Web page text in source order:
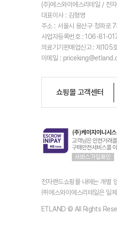
(주)에스와이에스리테일 / 전
대표이사 : 김형영
주소 : 서울시 용산구 청파로
사업자등록번호 : 106-81-
의료기기판매업신고 : 제105
이메일 :
쇼핑몰 고객센터
전자랜드쇼핑몰 내에는 개별
㈜에스와이에스리테일은 일
ETLAND © All Rights